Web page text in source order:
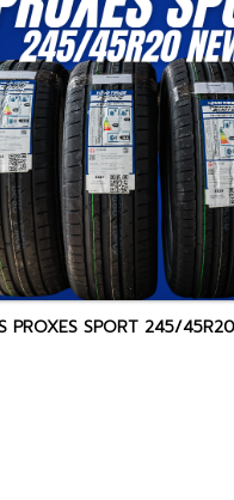
PROXES SPORT 245/